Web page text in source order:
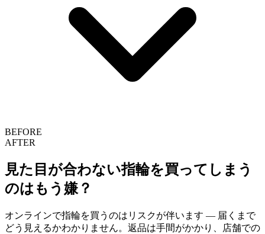
BEFORE
AFTER
見た目が合わない指輪を買ってしまう
のはもう嫌？
オンラインで指輪を買うのはリスクが伴います — 届くまで
どう見えるかわかりません。返品は手間がかかり、店舗での